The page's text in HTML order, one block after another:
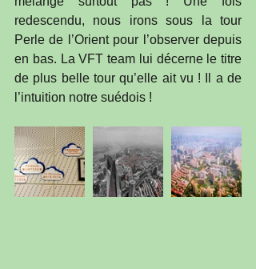
redescendu, nous irons sous la tour
Perle de l’Orient pour l’observer depuis
en bas. La VFT team lui décerne le titre
de plus belle tour qu’elle ait vu ! Il a de
l’intuition notre suédois !